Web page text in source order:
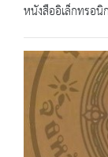
หนังสืออิเล็กทรอนิ